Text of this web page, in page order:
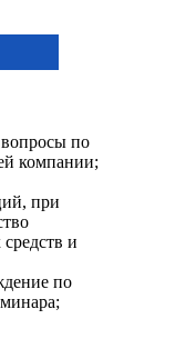
по
компании;
при
и
по